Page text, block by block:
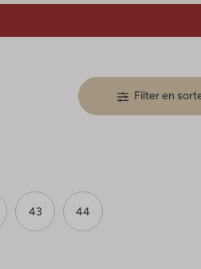
Filter en
43 44